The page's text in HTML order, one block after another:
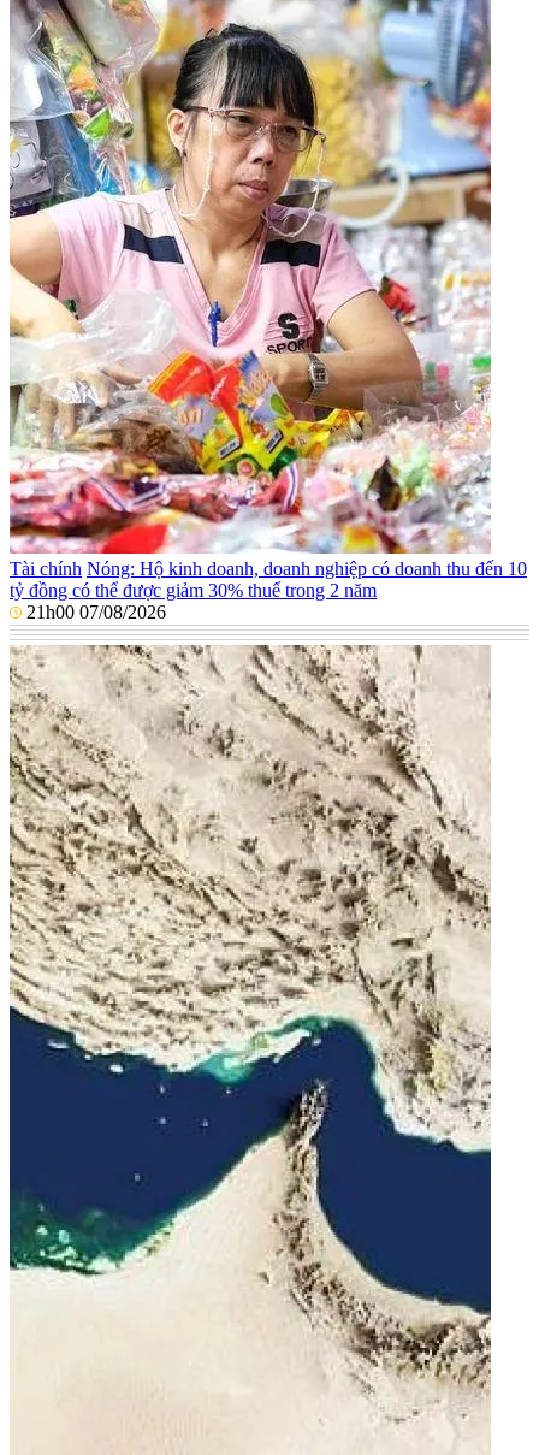
Tài chính Nóng: Hộ kinh doanh, doanh nghiệp có doanh thu đến 10
tỷ đồng có thể được giảm 30% thuế trong 2 năm
21h00 07/08/2026